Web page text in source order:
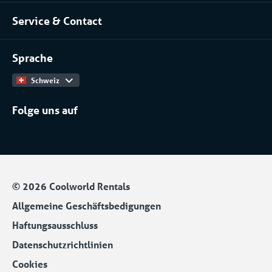
Serverraume und Rechenzentren
Chemische Industrie
Installateure
Unser Team
Arbeiten bei
Produktkatalog
Service & Contact
Kontakt
Sprache
Schweiz
Folge uns auf
© 2026 Coolworld Rentals
Allgemeine Geschäftsbedigungen
Haftungsausschluss
Datenschutzrichtlinien
Cookies